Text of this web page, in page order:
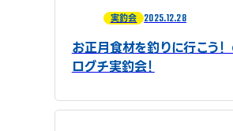
実釣会 2025.12.28
お正月食材を釣りに行こう
ログチ実釣会！